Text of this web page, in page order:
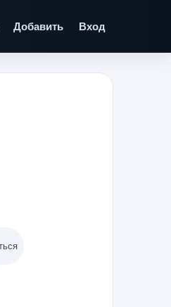
Добавить Вход